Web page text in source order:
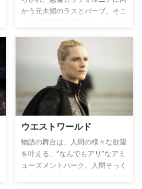
かう元夫婦のラスとバーブ。そこ
として不法移民者である男が逮捕
されるが、裁判が進むにつれて
様々な真実、そしてアメリカが抱
える社会の闇が明らかになってい
く。
ウエストワールド
物語の舞台は、人間の様々な欲望
を叶える、”なんでもアリ”なアミ
ューズメントパーク。人間そっく